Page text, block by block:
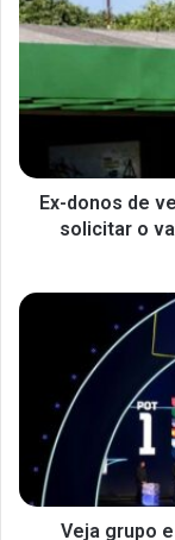
Ex-donos de
solicitar o
Veja grupo